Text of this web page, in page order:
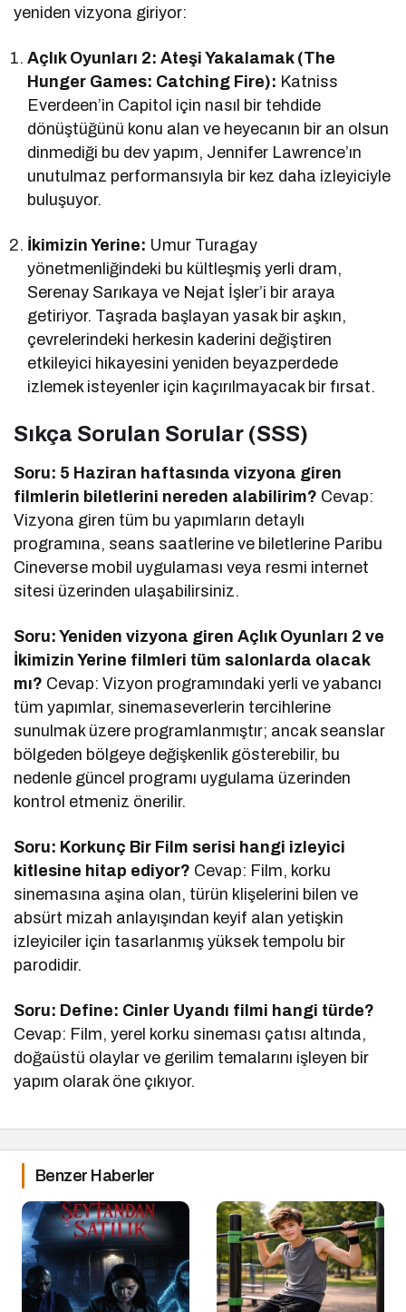
yeniden vizyona giriyor:
Açlık Oyunları 2: Ateşi Yakalamak (The
Hunger Games: Catching Fire): Katniss
Everdeen’in Capitol için nasıl bir tehdide
dönüştüğünü konu alan ve heyecanın bir an olsun
dinmediği bu dev yapım, Jennifer Lawrence’ın
unutulmaz performansıyla bir kez daha izleyiciyle
buluşuyor.
İkimizin Yerine: Umur Turagay
yönetmenliğindeki bu kültleşmiş yerli dram,
Serenay Sarıkaya ve Nejat İşler’i bir araya
getiriyor. Taşrada başlayan yasak bir aşkın,
çevrelerindeki herkesin kaderini değiştiren
etkileyici hikayesini yeniden beyazperdede
izlemek isteyenler için kaçırılmayacak bir fırsat.
Sıkça Sorulan Sorular (SSS)
Soru: 5 Haziran haftasında vizyona giren
filmlerin biletlerini nereden alabilirim? Cevap:
Vizyona giren tüm bu yapımların detaylı
programına, seans saatlerine ve biletlerine Paribu
Cineverse mobil uygulaması veya resmi internet
sitesi üzerinden ulaşabilirsiniz.
Soru: Yeniden vizyona giren Açlık Oyunları 2 ve
İkimizin Yerine filmleri tüm salonlarda olacak
mı? Cevap: Vizyon programındaki yerli ve yabancı
tüm yapımlar, sinemaseverlerin tercihlerine
sunulmak üzere programlanmıştır; ancak seanslar
bölgeden bölgeye değişkenlik gösterebilir, bu
nedenle güncel programı uygulama üzerinden
kontrol etmeniz önerilir.
Soru: Korkunç Bir Film serisi hangi izleyici
kitlesine hitap ediyor? Cevap: Film, korku
sinemasına aşina olan, türün klişelerini bilen ve
absürt mizah anlayışından keyif alan yetişkin
izleyiciler için tasarlanmış yüksek tempolu bir
parodidir.
Soru: Define: Cinler Uyandı filmi hangi türde?
Cevap: Film, yerel korku sineması çatısı altında,
doğaüstü olaylar ve gerilim temalarını işleyen bir
yapım olarak öne çıkıyor.
Benzer Haberler